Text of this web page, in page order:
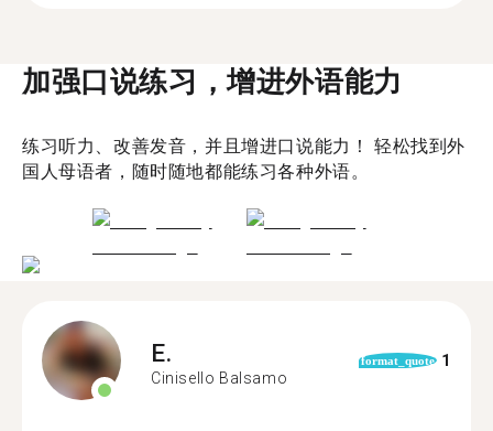
加强口说练习，增进外语能力
练习听力、改善发音，并且增进口说能力！ 轻松找到外
国人母语者，随时随地都能练习各种外语。
E.
Cinisello Balsamo
format_quote 1